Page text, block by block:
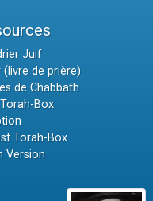
Juif
(livre de prière)
de Chabbath
Box
Torah-Box
Version